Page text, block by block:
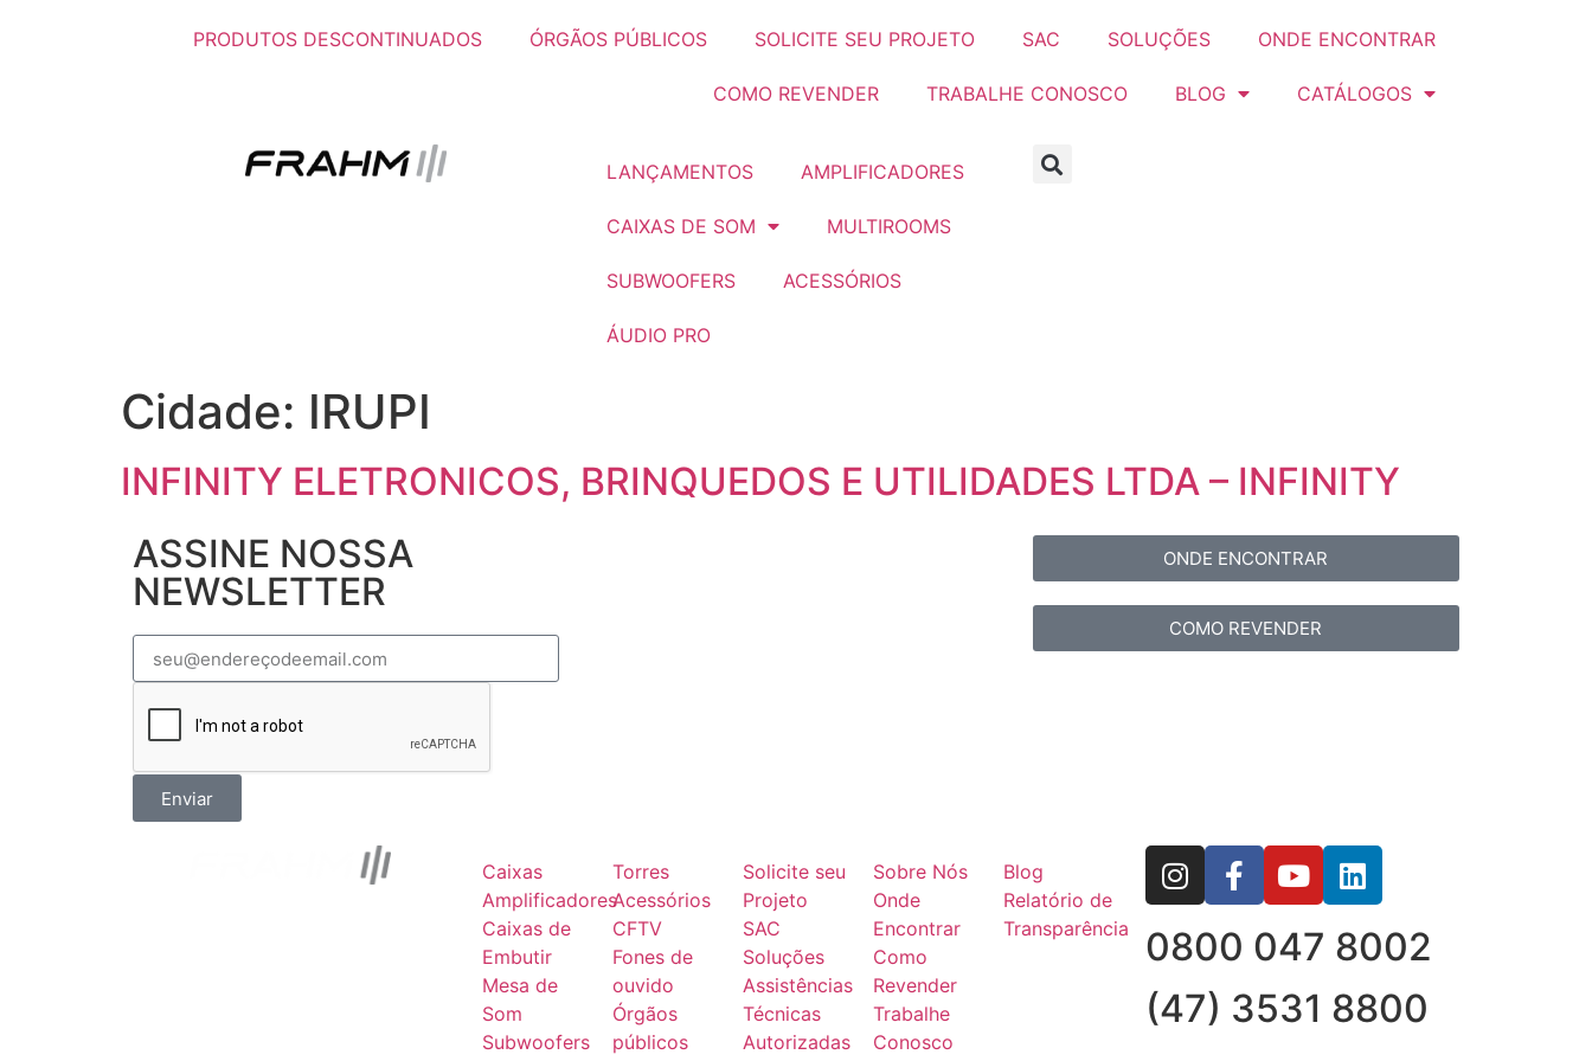
PRODUTOS DESCONTINUADOS ÓRGÃOS PÚBLICOS SOLICITE SEU PROJETO SAC SOLUÇÕES ONDE ENCONTRAR
COMO REVENDER TRABALHE CONOSCO BLOG CATÁLOGOS
LANÇAMENTOS AMPLIFICADORES
CAIXAS DE SOM MULTIROOMS
SUBWOOFERS ACESSÓRIOS
ÁUDIO PRO
Cidade: IRUPI
INFINITY ELETRONICOS, BRINQUEDOS E UTILIDADES LTDA – INFINITY
ASSINE NOSSA
NEWSLETTER
Enviar
ONDE ENCONTRAR
COMO REVENDER
Caixas
Amplificadores
Caixas de
Embutir
Mesa de
Som
Subwoofers
Torres
Acessórios
CFTV
Fones de
ouvido
Órgãos
públicos
Solicite seu
Projeto
SAC
Soluções
Assistências
Técnicas
Autorizadas
Sobre Nós
Onde
Encontrar
Como
Revender
Trabalhe
Conosco
Blog
Relatório de
Transparência
0800 047 8002
(47) 3531 8800